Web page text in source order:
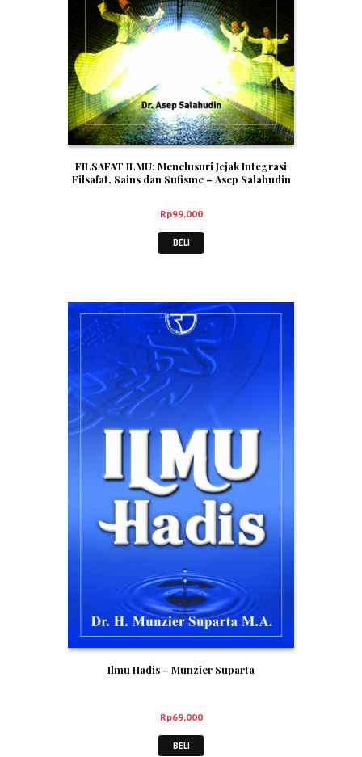
FILSAFAT ILMU: Menelusuri Jejak Integrasi
Filsafat, Sains dan Sufisme – Asep Salahudin
Rp99,000
BELI
Ilmu Hadis – Munzier Suparta
Rp69,000
BELI